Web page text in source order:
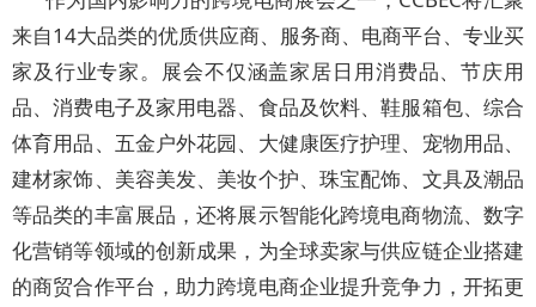
来自14大品类的优质供应商、服务商、电商平台、专业买
家及行业专家。展会不仅涵盖家居日用消费品、节庆用
品、消费电子及家用电器、食品及饮料、鞋服箱包、综合
体育用品、五金户外花园、大健康医疗护理、宠物用品、
建材家饰、美容美发、美妆个护、珠宝配饰、文具及潮品
等品类的丰富展品，还将展示智能化跨境电商物流、数字
化营销等领域的创新成果，为全球卖家与供应链企业搭建
的商贸合作平台，助力跨境电商企业提升竞争力，开拓更